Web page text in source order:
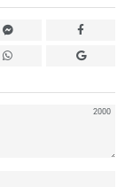
2000